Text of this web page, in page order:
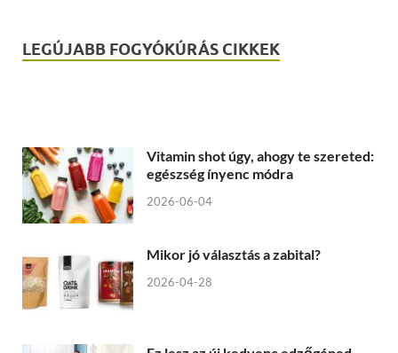
LEGÚJABB FOGYÓKÚRÁS CIKKEK
Vitamin shot úgy, ahogy te szereted:
egészség ínyenc módra
2026-06-04
Mikor jó választás a zabital?
2026-04-28